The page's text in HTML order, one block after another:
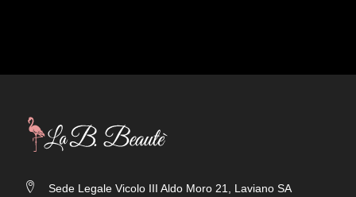
Sede Legale Vicolo III Aldo Moro 21, Laviano SA